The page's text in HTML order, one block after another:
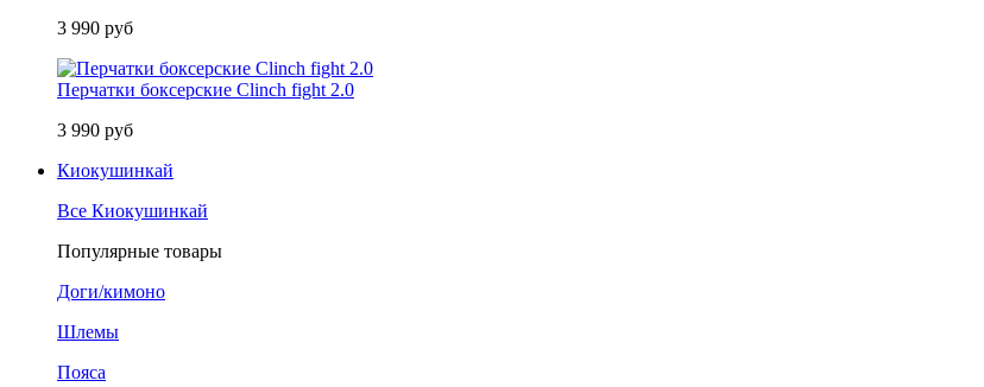
3 990 руб
Перчатки боксерские Clinch fight 2.0
3 990 руб
Киокушинкай
Все Киокушинкай
Популярные товары
Доги/кимоно
Шлемы
Пояса